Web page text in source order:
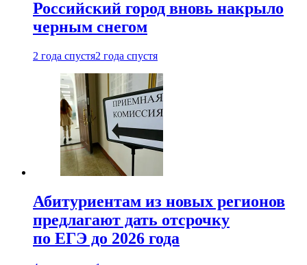
Российский город вновь накрыло
черным снегом
2 года спустя2 года спустя
Абитуриентам из новых регионов
предлагают дать отсрочку
по ЕГЭ до 2026 года